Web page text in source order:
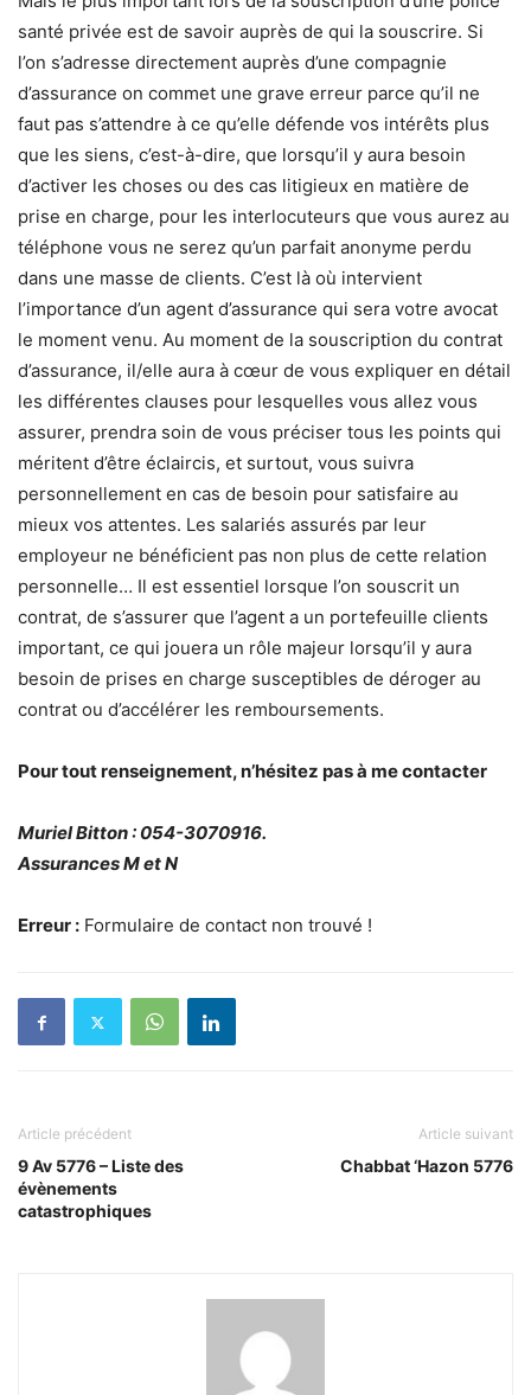
santé privée est de savoir auprès de qui la souscrire. Si
l’on s’adresse directement auprès d’une compagnie
d’assurance on commet une grave erreur parce qu’il ne
faut pas s’attendre à ce qu’elle défende vos intérêts plus
que les siens, c’est-à-dire, que lorsqu’il y aura besoin
d’activer les choses ou des cas litigieux en matière de
prise en charge, pour les interlocuteurs que vous aurez au
téléphone vous ne serez qu’un parfait anonyme perdu
dans une masse de clients. C’est là où intervient
l’importance d’un agent d’assurance qui sera votre avocat
le moment venu. Au moment de la souscription du contrat
d’assurance, il/elle aura à cœur de vous expliquer en détail
les différentes clauses pour lesquelles vous allez vous
assurer, prendra soin de vous préciser tous les points qui
méritent d’être éclaircis, et surtout, vous suivra
personnellement en cas de besoin pour satisfaire au
mieux vos attentes. Les salariés assurés par leur
employeur ne bénéficient pas non plus de cette relation
personnelle… Il est essentiel lorsque l’on souscrit un
contrat, de s’assurer que l’agent a un portefeuille clients
important, ce qui jouera un rôle majeur lorsqu’il y aura
besoin de prises en charge susceptibles de déroger au
contrat ou d’accélérer les remboursements.
Pour tout renseignement, n’hésitez pas à me contacter
Muriel Bitton : 054-3070916.
Assurances M et N
Erreur : Formulaire de contact non trouvé !
Article précédent
9 Av 5776 – Liste des
évènements
catastrophiques
Article suivant
Chabbat ‘Hazon 5776